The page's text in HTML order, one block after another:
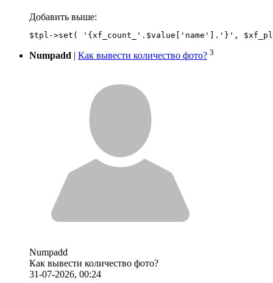
Добавить выше:
Numpadd Как вывести количество фото? 3
Numpadd
Как вывести количество фото?
31-07-2026, 00:24